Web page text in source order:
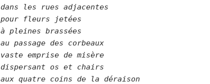
dans les rues adjacentes
pour fleurs jetées
à pleines brassées
au passage des corbeaux
vaste emprise de misère
dispersant os et chairs
aux quatre coins de la déraison